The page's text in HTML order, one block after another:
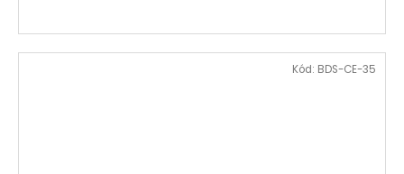
Kód: BDS-CE-35